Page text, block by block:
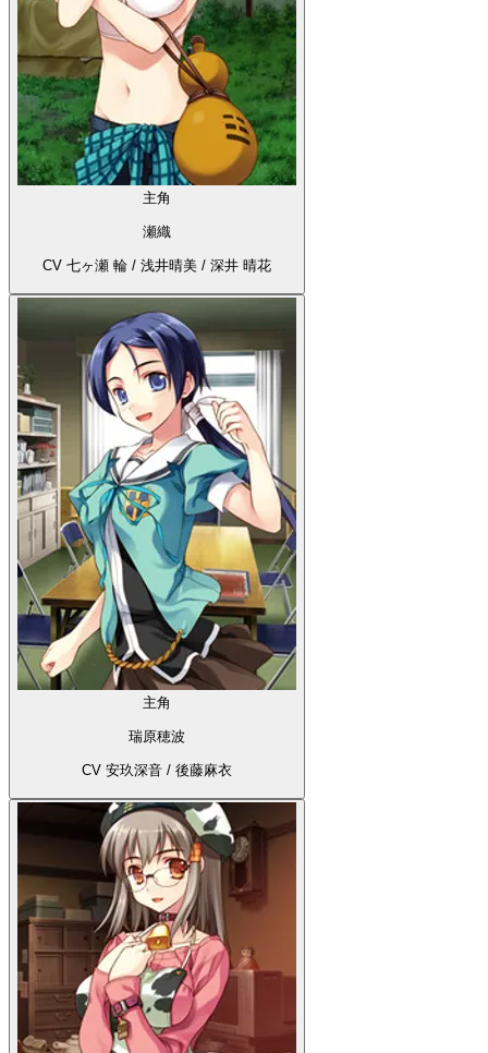
主角
瀬織
CV 七ヶ瀬 輪 / 浅井晴美 / 深井 晴花
主角
瑞原穂波
CV 安玖深音 / 後藤麻衣